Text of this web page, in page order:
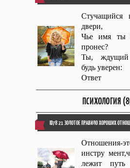
Стучащийся
двери,
Чье имя ты
пронес?
Ты, ждущий
будь уверен:
Ответ
ПСИХОЛОГИЯ
ID78 21 ЗОЛОТОЕ ПРАВИЛО ХОРОШИХ
Отношения-
инстру
лежит